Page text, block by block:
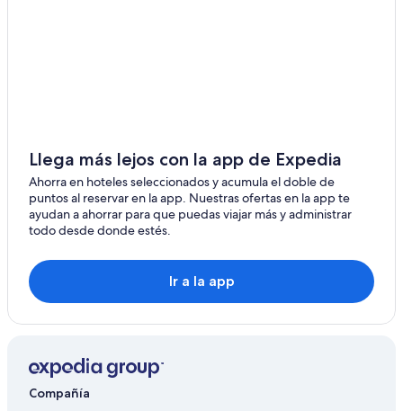
Hoteles en Castel Sant'Angelo
Hoteles gay friendly en Civitavecchia
Room Mate Hotels en Roma
Hoteles 3 estrellas en Fontana Liri
Hoteles 4 estrellas en Arnara
Llega más lejos con la app de Expedia
Ahorra en hoteles seleccionados y acumula el doble de
puntos al reservar en la app. Nuestras ofertas en la app te
ayudan a ahorrar para que puedas viajar más y administrar
todo desde donde estés.
Ir a la app
Compañía